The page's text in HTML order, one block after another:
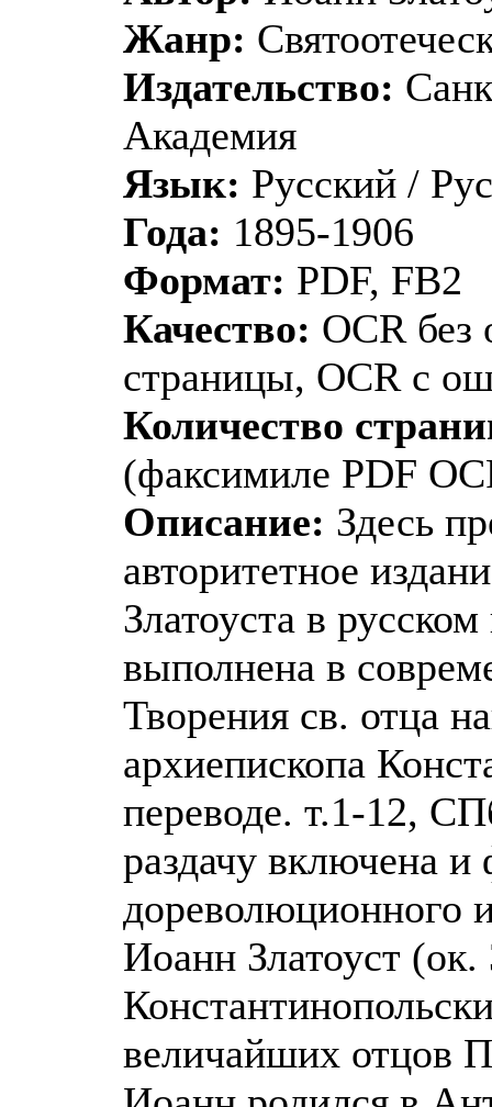
Жанр:
Издательство:
Академия
Язык: Русский /
Года: 1895-1906
Формат: PDF, FB2
Качество: OCR
страницы, OCR с
Количество
(факсимиле PDF
Описание: Здесь
авторитетное
Златоуста в
выполнена в
Творения св. отца
архиепископа
переводе. т.1-12,
раздачу включена
дореволюционного
Иоанн Златоуст
величайших отцов